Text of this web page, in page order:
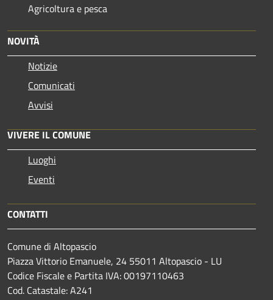
Agricoltura e pesca
NOVITÀ
Notizie
Comunicati
Avvisi
VIVERE IL COMUNE
Luoghi
Eventi
CONTATTI
Comune di Altopascio
Piazza Vittorio Emanuele, 24 55011 Altopascio - LU
Codice Fiscale e Partita IVA: 00197110463
Cod. Catastale: A241